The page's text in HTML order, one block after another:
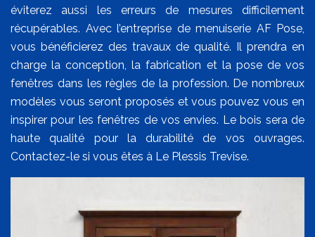
éviterez aussi les erreurs de mesures difficilement
récupérables. Avec l’entreprise de menuiserie AF Pose,
vous bénéficierez des travaux de qualité. Il prendra en
charge la conception, la fabrication et la pose de vos
fenêtres dans les règles de la profession. De nombreux
modèles vous seront proposés et vous pouvez vous en
inspirer pour les fenêtres de vos envies. Le bois sera de
haute qualité pour la durabilité de vos ouvrages.
Contactez-le si vous êtes à Le Plessis Trevise.